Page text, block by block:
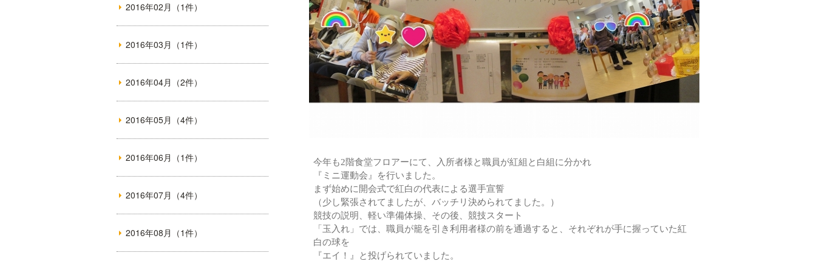
2016年02月（1件）
2016年03月（1件）
2016年04月（2件）
2016年05月（4件）
2016年06月（1件）
2016年07月（4件）
2016年08月（1件）
今年も2階食堂フロアーにて、入所者様と職員が紅組と白組に分かれ
『ミニ運動会』を行いました。
まず始めに開会式で紅白の代表による選手宣誓
（少し緊張されてましたが、バッチリ決められてました。）
競技の説明、軽い準備体操、その後、競技スタート
「玉入れ」では、職員が籠を引き利用者様の前を通過すると、それぞれが手に握っていた紅
白の球を
『エイ！』と投げられていました。